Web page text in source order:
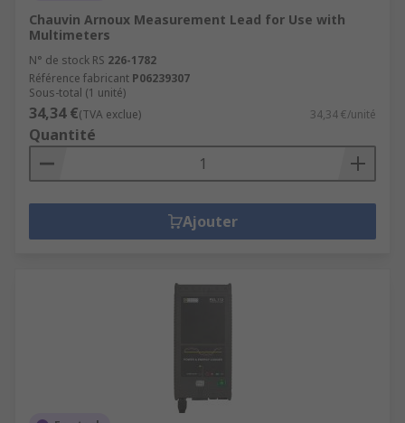
Chauvin Arnoux Measurement Lead for Use with
Multimeters
N° de stock RS 226-1782
Référence fabricant P06239307
Sous-total (1 unité)
34,34 €(TVA exclue) 34,34 €/unité
Quantité
Ajouter